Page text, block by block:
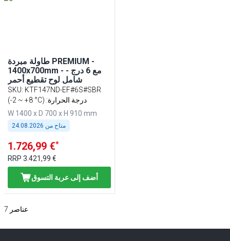
طاولة مبردة PREMIUM -
1400x700mm - مع 6 درج -
شامل لوح تقطيع أحمر
SKU: KTF147ND-EF#6S#SBR
(-2 ~ +8 °C) :درجة الحرارة
W 1400 x D 700 x H 910 mm
متاح من 24.08.2026
1.726,99 €*
RRP 3.421,99 €
أضف إلى عربة التسوق
7 عناصر